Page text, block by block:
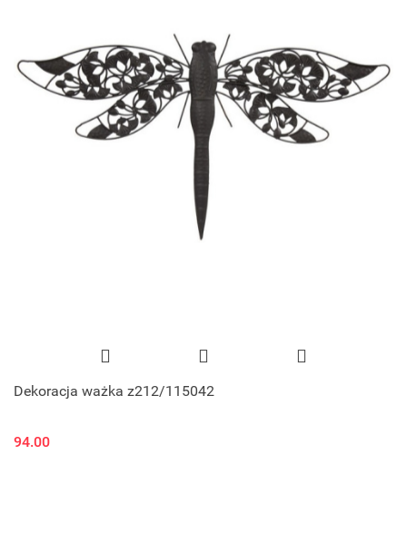
Dekoracja ważka z212/115042
94.00